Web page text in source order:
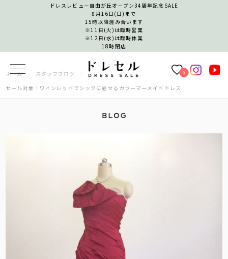
ドレスレビュー自由が丘オープン34周年記念SALE
8月16日(日)まで
15時以降混み合います
※11日(火)は臨時営業
※12日(水)は臨時休業
18時閉店
0
ホーム
スタッフブログ
セール対象！ワインレッドでシックに魅せるカラーマーメイドドレス